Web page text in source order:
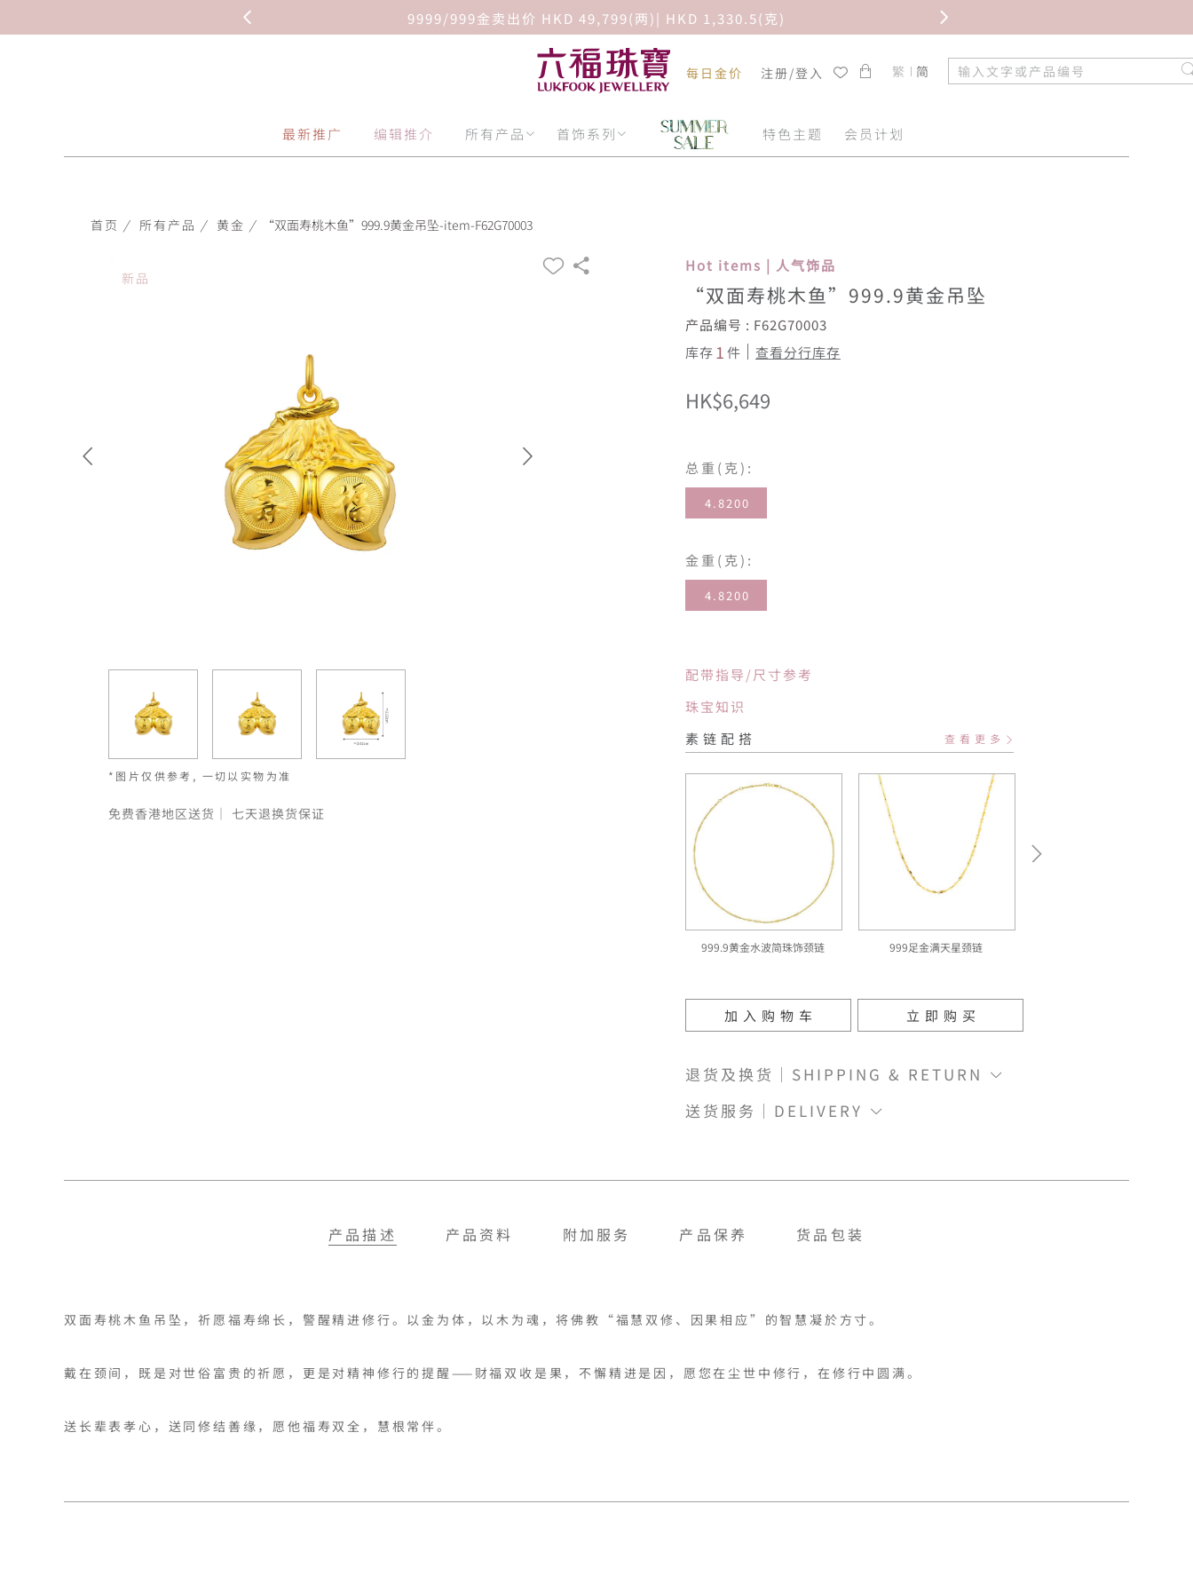
9999/999金卖出价 HKD 49,799(两)| HKD 1,330.5(克)
每日金价 注册/登入 繁 简
最新推广 编辑推介 所有产品 首饰系列 特色主题 会员计划
首页 / 所有产品 / 黄金 / “双面寿桃木鱼”999.9黄金吊坠-item-F62G70003
新品
*图片仅供参考, 一切以实物为准
免费香港地区送货｜ 七天退换货保证
Hot items | 人气饰品
“双面寿桃木鱼”999.9黄金吊坠
产品编号 : F62G70003
库存1件 查看分行库存
HK$6,649
总重(克):
4.8200
金重(克):
4.8200
配带指导/尺寸参考
珠宝知识
素链配搭
查看更多
999.9黄金水波简珠饰颈链 999足金满天星颈链
加入购物车 立即购买
退货及换货｜SHIPPING & RETURN
送货服务｜DELIVERY
产品描述 产品资料 附加服务 产品保养 货品包装
双面寿桃木鱼吊坠，祈愿福寿绵长，警醒精进修行。以金为体，以木为魂，将佛教“福慧双修、因果相应”的智慧凝於方寸。
戴在颈间，既是对世俗富贵的祈愿，更是对精神修行的提醒——财福双收是果，不懈精进是因，愿您在尘世中修行，在修行中圆满。
送长辈表孝心，送同修结善缘，愿他福寿双全，慧根常伴。